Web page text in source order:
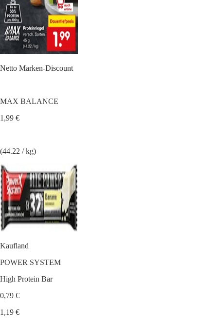
Netto Marken-Discount
MAX BALANCE
1,99 €
(44.22 / kg)
Kaufland
POWER SYSTEM
High Protein Bar
0,79 €
1,19 €